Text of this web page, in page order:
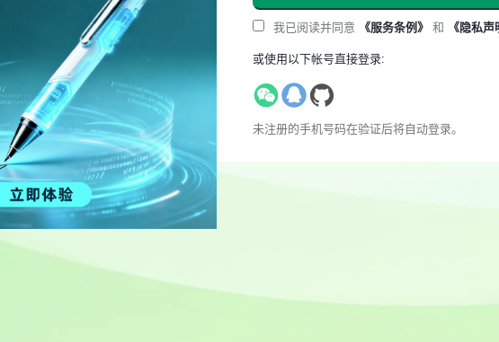
我已阅读并同意 《服务条例》 和 《隐私声
或使用以下帐号直接登录:
未注册的手机号码在验证后将自动登录。